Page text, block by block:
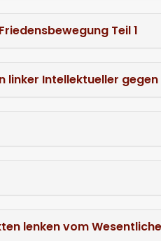
Teil 1
linker Intellektueller
lenken vom